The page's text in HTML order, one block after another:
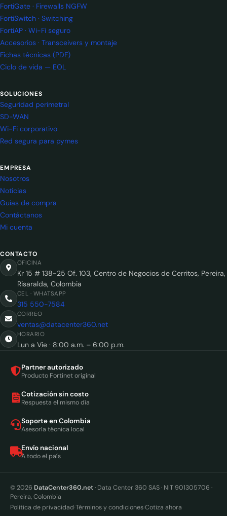
FortiGate · Firewalls NGFW
FortiSwitch · Switching
FortiAP · Wi-Fi seguro
Accesorios · Transceivers y montaje
Fichas técnicas (PDF)
Ciclo de vida — EOL
SOLUCIONES
Seguridad perimetral
SD-WAN
Wi-Fi corporativo
Red segura para pymes
EMPRESA
Nosotros
Noticias
Guías de compra
Contáctanos
Mi cuenta
CONTACTO
OFICINA
Kr 15 # 138-25 Of. 103, Centro de Negocios de Cerritos, Pereira,
Risaralda, Colombia
CEL · WHATSAPP
315 550-7584
CORREO
ventas@datacenter360.net
HORARIO
Lun a Vie · 8:00 a.m. – 6:00 p.m.
Partner autorizado
Producto Fortinet original
Cotización sin costo
Respuesta el mismo día
Soporte en Colombia
Asesoría técnica local
Envío nacional
A todo el país
© 2026 DataCenter360.net· Data Center 360 SAS · NIT 901305706 ·
Pereira, Colombia
Política de privacidad·Términos y condiciones·Cotiza ahora